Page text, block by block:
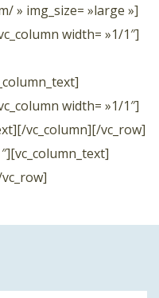
» img_size= »large »]
width= »1/1″]
width= »1/1″]
vc_column][/vc_row]